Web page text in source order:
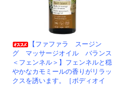
【ファファラ スージン
グ マッサージオイル バランス
＜フェンネル＞】フェンネルと穏
やかなカモミールの香りがリラッ
クスを誘います。［ボディオイ